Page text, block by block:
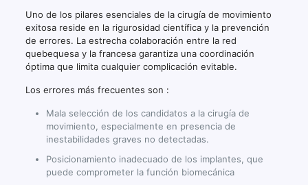
Uno de los pilares esenciales de la cirugía de movimiento
exitosa reside en la rigurosidad científica y la prevención
de errores. La estrecha colaboración entre la red
quebequesa y la francesa garantiza una coordinación
óptima que limita cualquier complicación evitable.
Los errores más frecuentes son :
Mala selección de los candidatos a la cirugía de
movimiento, especialmente en presencia de
inestabilidades graves no detectadas.
Posicionamiento inadecuado de los implantes, que
puede comprometer la función biomecánica